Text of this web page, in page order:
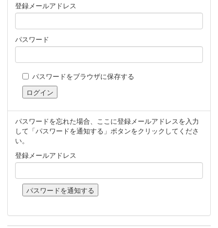
登録メールアドレス
パスワード
パスワードをブラウザに保存する
パスワードを忘れた場合、ここに登録メールアドレスを入力
して「パスワードを通知する」ボタンをクリックしてくださ
い。
登録メールアドレス